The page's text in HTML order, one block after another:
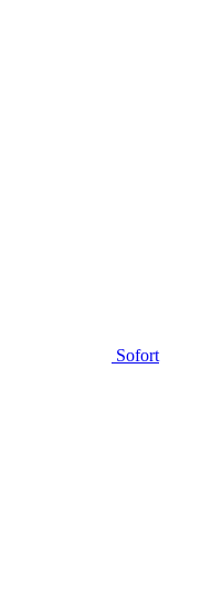
Sofort